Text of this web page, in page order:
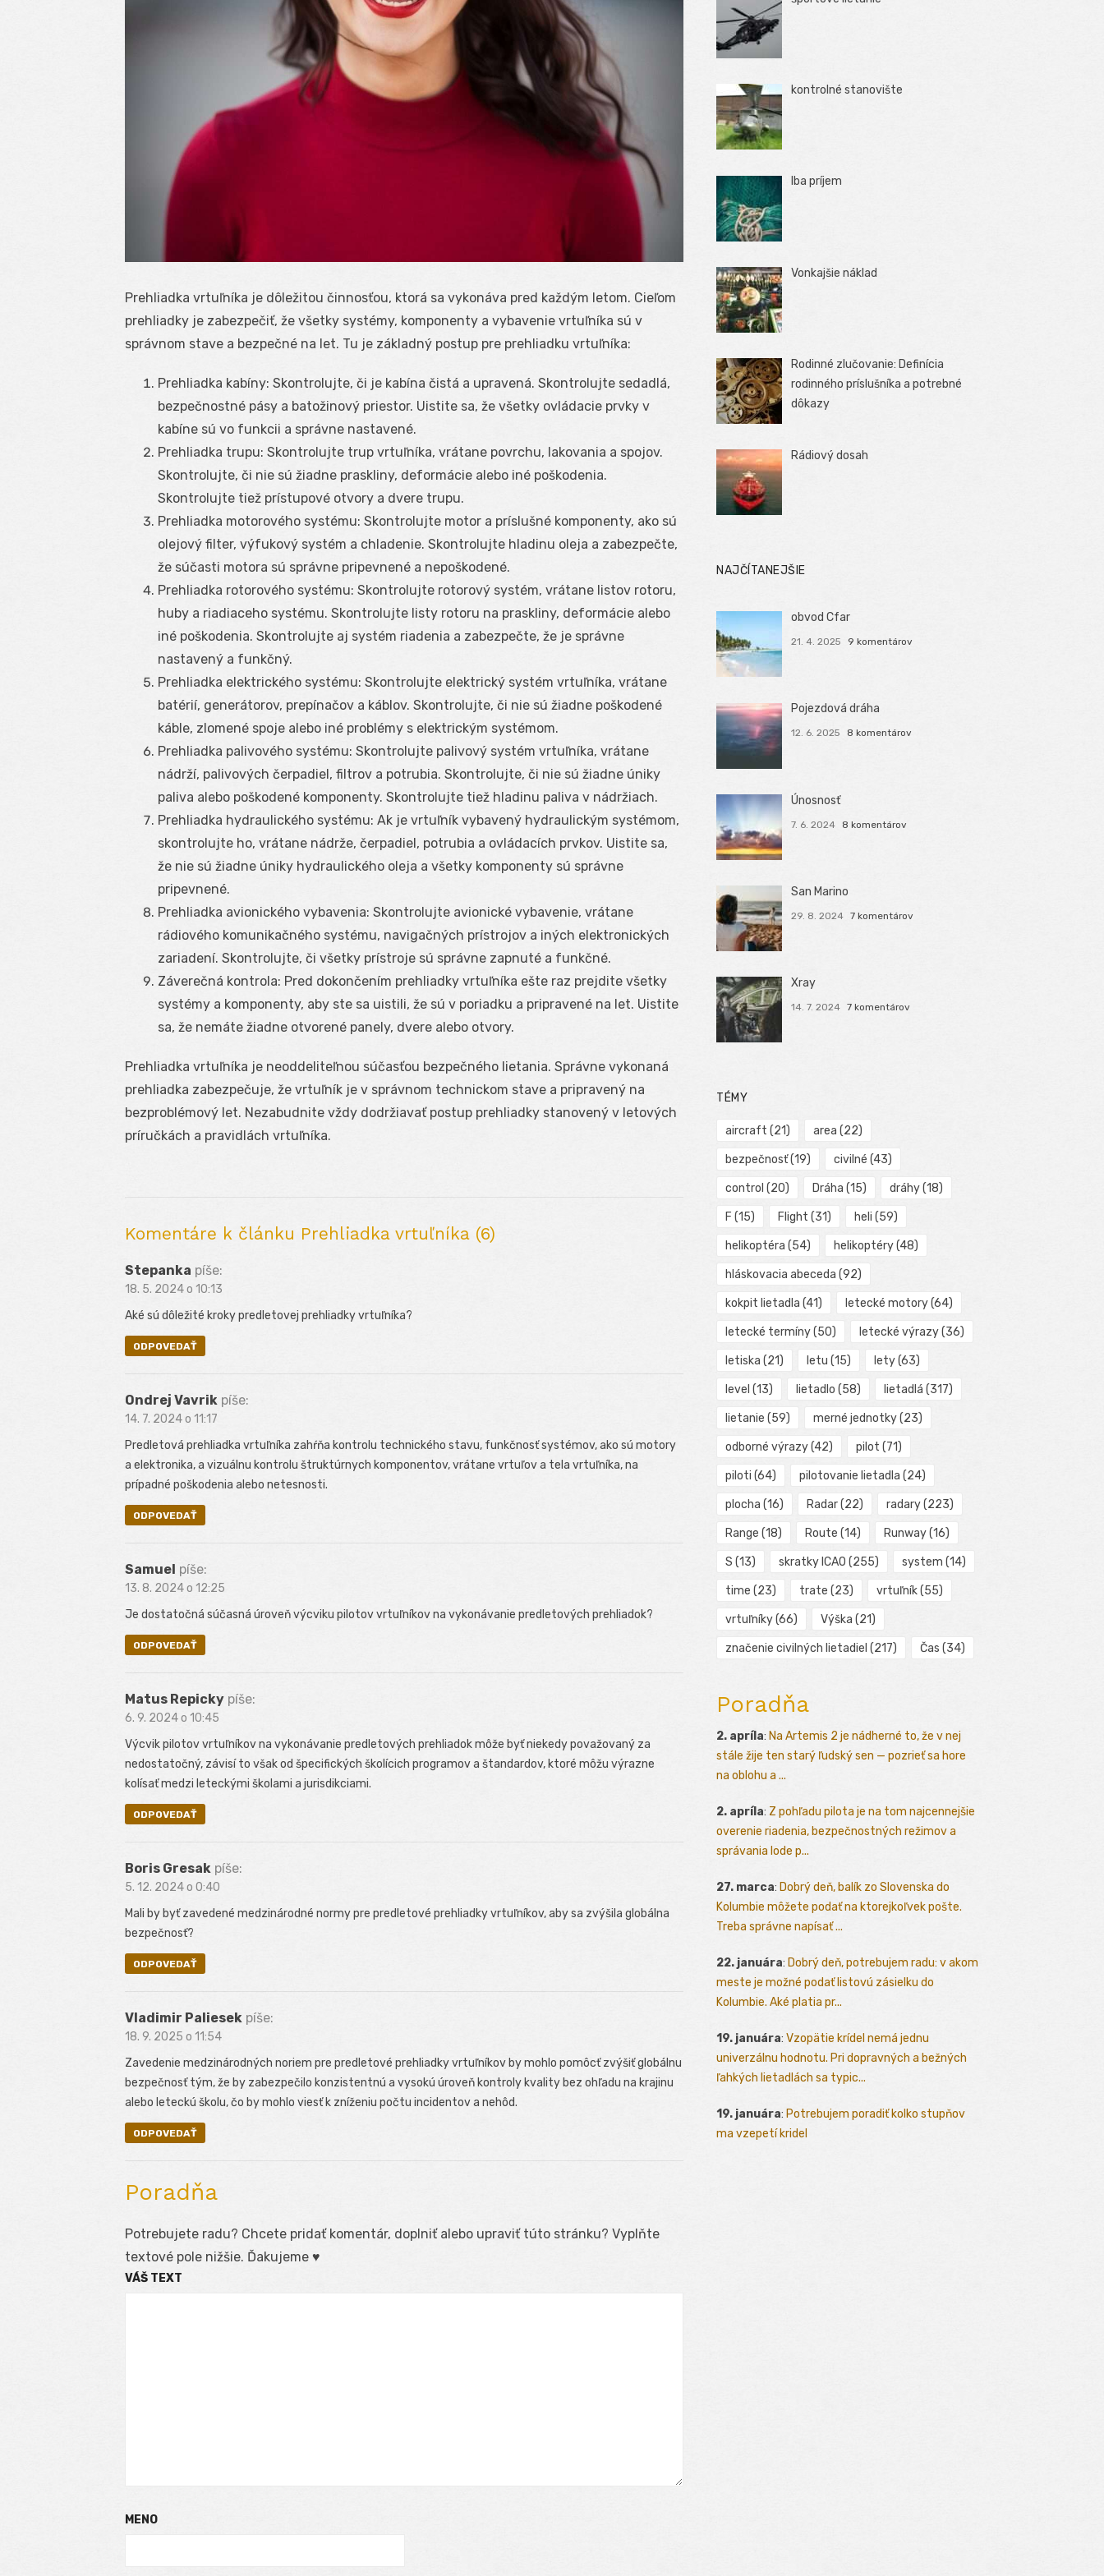
Prehliadka vrtuľníka je dôležitou činnosťou, ktorá sa vykonáva pred každým letom. Cieľom
prehliadky je zabezpečiť, že všetky systémy, komponenty a vybavenie vrtuľníka sú v
správnom stave a bezpečné na let. Tu je základný postup pre prehliadku vrtuľníka:
Prehliadka kabíny: Skontrolujte, či je kabína čistá a upravená. Skontrolujte sedadlá,
bezpečnostné pásy a batožinový priestor. Uistite sa, že všetky ovládacie prvky v
kabíne sú vo funkcii a správne nastavené.
Prehliadka trupu: Skontrolujte trup vrtuľníka, vrátane povrchu, lakovania a spojov.
Skontrolujte, či nie sú žiadne praskliny, deformácie alebo iné poškodenia.
Skontrolujte tiež prístupové otvory a dvere trupu.
Prehliadka motorového systému: Skontrolujte motor a príslušné komponenty, ako sú
olejový filter, výfukový systém a chladenie. Skontrolujte hladinu oleja a zabezpečte,
že súčasti motora sú správne pripevnené a nepoškodené.
Prehliadka rotorového systému: Skontrolujte rotorový systém, vrátane listov rotoru,
huby a riadiaceho systému. Skontrolujte listy rotoru na praskliny, deformácie alebo
iné poškodenia. Skontrolujte aj systém riadenia a zabezpečte, že je správne
nastavený a funkčný.
Prehliadka elektrického systému: Skontrolujte elektrický systém vrtuľníka, vrátane
batérií, generátorov, prepínačov a káblov. Skontrolujte, či nie sú žiadne poškodené
káble, zlomené spoje alebo iné problémy s elektrickým systémom.
Prehliadka palivového systému: Skontrolujte palivový systém vrtuľníka, vrátane
nádrží, palivových čerpadiel, filtrov a potrubia. Skontrolujte, či nie sú žiadne úniky
paliva alebo poškodené komponenty. Skontrolujte tiež hladinu paliva v nádržiach.
Prehliadka hydraulického systému: Ak je vrtuľník vybavený hydraulickým systémom,
skontrolujte ho, vrátane nádrže, čerpadiel, potrubia a ovládacích prvkov. Uistite sa,
že nie sú žiadne úniky hydraulického oleja a všetky komponenty sú správne
pripevnené.
Prehliadka avionického vybavenia: Skontrolujte avionické vybavenie, vrátane
rádiového komunikačného systému, navigačných prístrojov a iných elektronických
zariadení. Skontrolujte, či všetky prístroje sú správne zapnuté a funkčné.
Záverečná kontrola: Pred dokončením prehliadky vrtuľníka ešte raz prejdite všetky
systémy a komponenty, aby ste sa uistili, že sú v poriadku a pripravené na let. Uistite
sa, že nemáte žiadne otvorené panely, dvere alebo otvory.
Prehliadka vrtuľníka je neoddeliteľnou súčasťou bezpečného lietania. Správne vykonaná
prehliadka zabezpečuje, že vrtuľník je v správnom technickom stave a pripravený na
bezproblémový let. Nezabudnite vždy dodržiavať postup prehliadky stanovený v letových
príručkách a pravidlách vrtuľníka.
Komentáre k článku Prehliadka vrtuľníka (6)
Stepanka píše:
18. 5. 2024 o 10:13
Aké sú dôležité kroky predletovej prehliadky vrtuľníka?
ODPOVEDAŤ
Ondrej Vavrik píše:
14. 7. 2024 o 11:17
Predletová prehliadka vrtuľníka zahŕňa kontrolu technického stavu, funkčnosť systémov, ako sú motory
a elektronika, a vizuálnu kontrolu štruktúrnych komponentov, vrátane vrtuľov a tela vrtuľníka, na
prípadné poškodenia alebo netesnosti.
ODPOVEDAŤ
Samuel píše:
13. 8. 2024 o 12:25
Je dostatočná súčasná úroveň výcviku pilotov vrtuľníkov na vykonávanie predletových prehliadok?
ODPOVEDAŤ
Matus Repicky píše:
6. 9. 2024 o 10:45
Výcvik pilotov vrtuľníkov na vykonávanie predletových prehliadok môže byť niekedy považovaný za
nedostatočný, závisí to však od špecifických školícich programov a štandardov, ktoré môžu výrazne
kolísať medzi leteckými školami a jurisdikciami.
ODPOVEDAŤ
Boris Gresak píše:
5. 12. 2024 o 0:40
Mali by byť zavedené medzinárodné normy pre predletové prehliadky vrtuľníkov, aby sa zvýšila globálna
bezpečnosť?
ODPOVEDAŤ
Vladimir Paliesek píše:
18. 9. 2025 o 11:54
Zavedenie medzinárodných noriem pre predletové prehliadky vrtuľníkov by mohlo pomôcť zvýšiť globálnu
bezpečnosť tým, že by zabezpečilo konzistentnú a vysokú úroveň kontroly kvality bez ohľadu na krajinu
alebo leteckú školu, čo by mohlo viesť k zníženiu počtu incidentov a nehôd.
ODPOVEDAŤ
Poradňa
Potrebujete radu? Chcete pridať komentár, doplniť alebo upraviť túto stránku? Vyplňte
textové pole nižšie. Ďakujeme ♥
VÁŠ TEXT
MENO
kontrolné stanovište
Iba príjem
Vonkajšie náklad
Rodinné zlučovanie: Definícia
rodinného príslušníka a potrebné
dôkazy
Rádiový dosah
NAJČÍTANEJŠIE
obvod Cfar
21. 4. 2025 9 komentárov
Pojezdová dráha
12. 6. 2025 8 komentárov
Únosnosť
7. 6. 2024 8 komentárov
San Marino
29. 8. 2024 7 komentárov
Xray
14. 7. 2024 7 komentárov
TÉMY
aircraft (21) area (22)
bezpečnosť(19) civilné (43)
control (20) Dráha (15) dráhy(18)
F (15) Flight (31) heli (59)
helikoptéra (54) helikoptéry(48)
hláskovacia abeceda (92)
kokpit lietadla (41) letecké motory(64)
letecké termíny(50) letecké výrazy(36)
letiska (21) letu (15) lety(63)
level (13) lietadlo (58) lietadlá (317)
lietanie (59) merné jednotky(23)
odborné výrazy(42) pilot (71)
piloti (64) pilotovanie lietadla (24)
plocha (16) Radar(22) radary(223)
Range (18) Route (14) Runway(16)
S (13) skratky ICAO (255) system (14)
time (23) trate (23) vrtuľník(55)
vrtuľníky(66) Výška (21)
značenie civilných lietadiel (217) Čas (34)
Poradňa
2. apríla: Na Artemis 2 je nádherné to, že v nej
stále žije ten starý ľudský sen — pozrieť sa hore
na oblohu a ...
2. apríla: Z pohľadu pilota je na tom najcennejšie
overenie riadenia, bezpečnostných režimov a
správania lode p...
27. marca: Dobrý deň, balík zo Slovenska do
Kolumbie môžete podať na ktorejkoľvek pošte.
Treba správne napísať ...
22. januára: Dobrý deň, potrebujem radu: v akom
meste je možné podať listovú zásielku do
Kolumbie. Aké platia pr...
19. januára: Vzopätie krídel nemá jednu
univerzálnu hodnotu. Pri dopravných a bežných
ľahkých lietadlách sa typic...
19. januára: Potrebujem poradiť kolko stupňov
ma vzepetí kridel